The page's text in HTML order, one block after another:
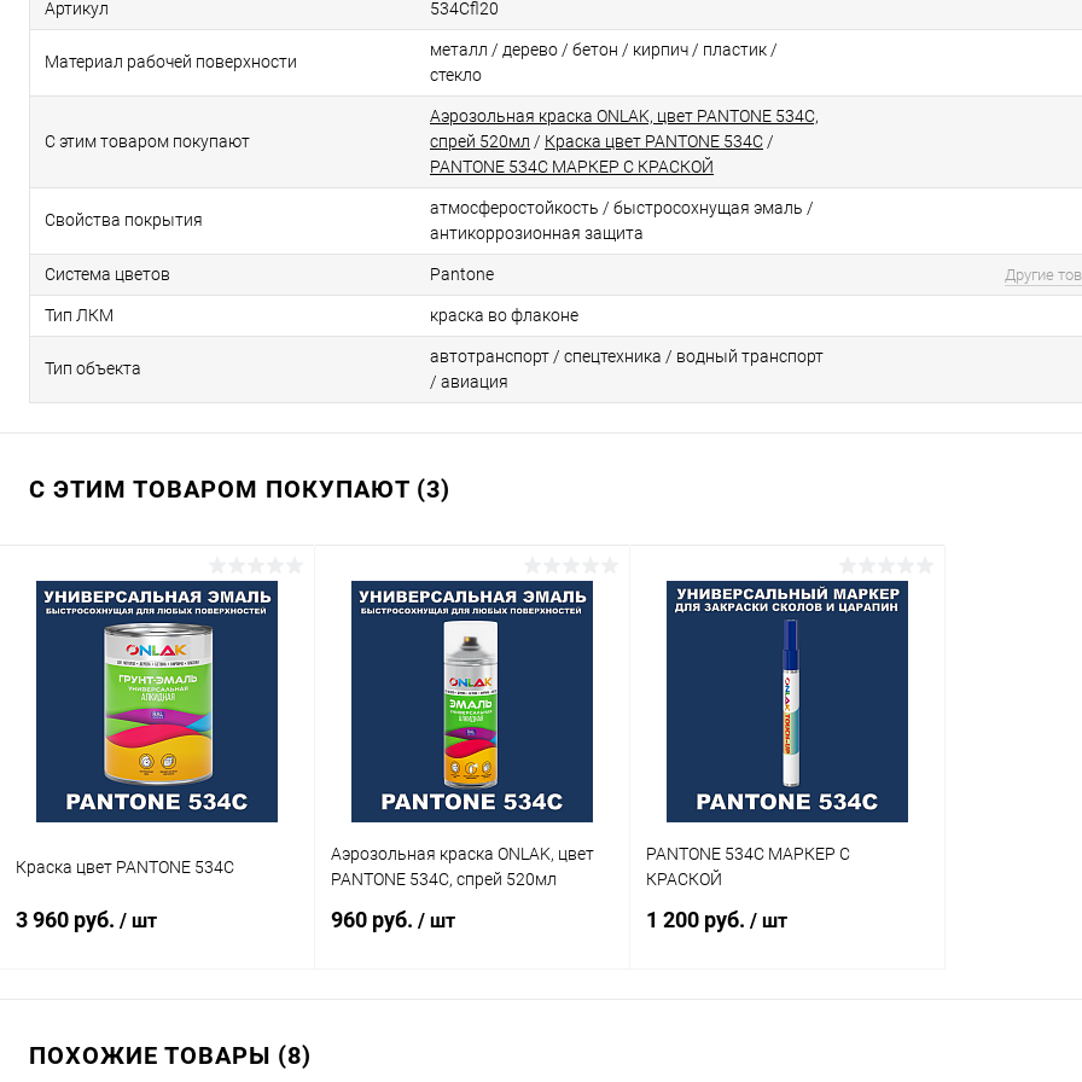
Артикул 534Cfl20
Материал рабочей поверхности
металл / дерево / бетон / кирпич / пластик /
стекло
С этим товаром покупают
Аэрозольная краска ONLAK, цвет PANTONE 534C,
спрей 520мл / Краска цвет PANTONE 534C /
PANTONE 534C МАРКЕР С КРАСКОЙ
Свойства покрытия
атмосферостойкоcть / быстросохнущая эмаль /
антикоррозионная защита
Система цветов Pantone Другие
Тип ЛКМ краска во флаконе
Тип объекта
автотранспорт / спецтехника / водный транспорт
/ авиация
С ЭТИМ ТОВАРОМ ПОКУПАЮТ (3)
Краска цвет PANTONE 534C
3 960 руб. / шт
Аэрозольная краска ONLAK, цвет
PANTONE 534C, спрей 520мл
960 руб. / шт
PANTONE 534C МАРКЕР С
КРАСКОЙ
1 200 руб. / шт
ПОХОЖИЕ ТОВАРЫ (8)